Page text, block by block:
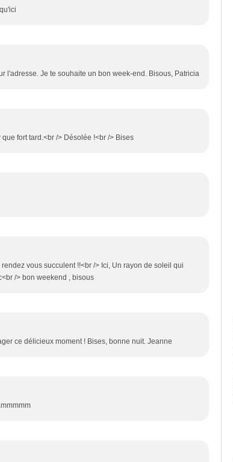
l'adresse. Je te souhaite un bon week-end. Bisous, Patricia
fort tard.<br /> Désolée !<br /> Bises
vous succulent !!<br /> Ici, Un rayon de soleil qui
/> bon weekend , bisous
ce délicieux moment ! Bises, bonne nuit. Jeanne